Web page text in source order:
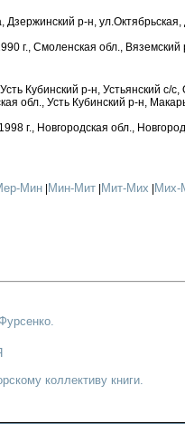
Дзержинский р-н,
г., Смоленская обл., Вяземский
Кубинский р-н, Устьянский с/
обл., Усть Кубинский р-н,
г., Новгородская обл.,
Мин Мин-Мит Мит-Мих Мих-
коллективу книги.